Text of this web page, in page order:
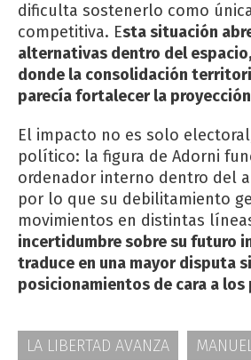
dificulta sostenerlo como
competitiva. Esta situación
alternativas dentro del
donde la consolidación
parecía fortalecer la
El impacto no es solo
político: la figura de Adorni
ordenador interno dentro del
por lo que su debilitamiento
movimientos en distintas
incertidumbre sobre su futuro
traduce en una mayor disputa
posicionamientos de cara a los
LA LIBERTAD AVANZA